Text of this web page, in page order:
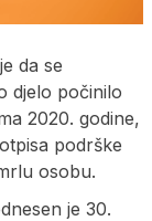
da se
djelo počinilo
2020. godine,
podrške
osobu.
je 30.